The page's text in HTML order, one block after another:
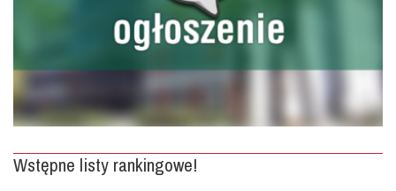
Wstępne listy rankingowe!